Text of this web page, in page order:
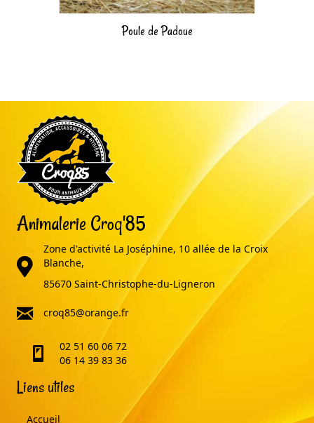
Poule de Padoue
Animalerie Croq'85
adresse
Zone d'activité La Joséphine, 10 allée de la Croix
Blanche,
85670 Saint-Christophe-du-Ligneron
email
croq85@orange.fr
telephone02 51 60 06 72
06 14 39 83 36
Liens utiles
Accueil